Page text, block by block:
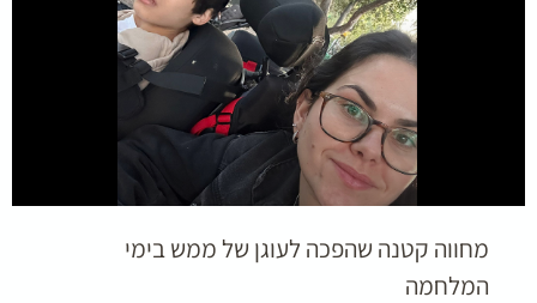
מחווה קטנה שהפכה לעוגן של ממש בימי
המלחמה